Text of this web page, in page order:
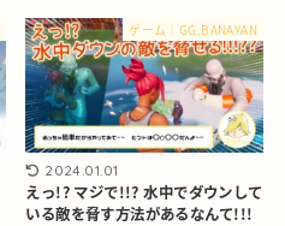
ゲーム｜GG.BANAYAN
2024.01.01
えっ!? マジで!!? 水中でダウンして
いる敵を脅す方法があるなんて!!!